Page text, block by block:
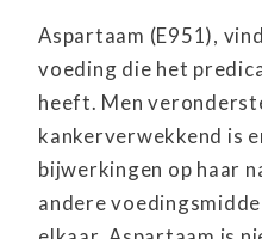
Aspartaam (E951),
voeding die het
heeft. Men
kankerverwekkend is
bijwerkingen op haar
andere